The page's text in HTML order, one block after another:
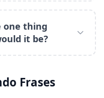
one thing
it be?
Frases